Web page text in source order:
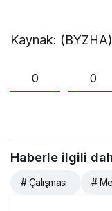
Kaynak:
0 0
Haberle ilgili
# Çalışması #